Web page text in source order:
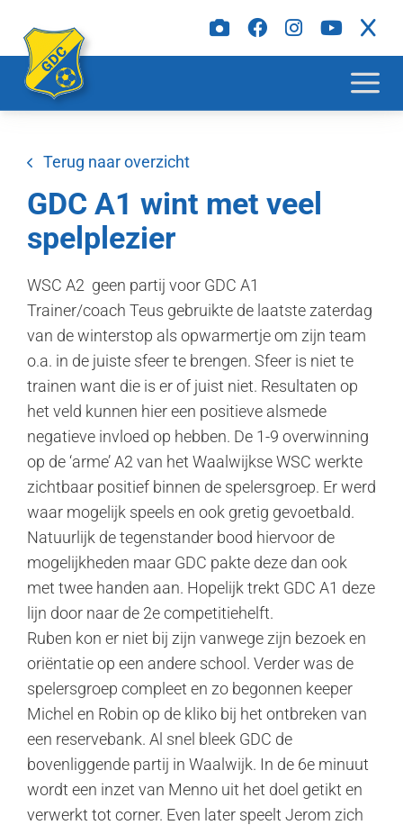
Terug naar overzicht
GDC A1 wint met veel
spelplezier
WSC A2 geen partij voor GDC A1
Trainer/coach Teus gebruikte de laatste zaterdag
van de winterstop als opwarmertje om zijn team
o.a. in de juiste sfeer te brengen. Sfeer is niet te
trainen want die is er of juist niet. Resultaten op
het veld kunnen hier een positieve alsmede
negatieve invloed op hebben. De 1-9 overwinning
op de ‘arme’ A2 van het Waalwijkse WSC werkte
zichtbaar positief binnen de spelersgroep. Er werd
waar mogelijk speels en ook gretig gevoetbald.
Natuurlijk de tegenstander bood hiervoor de
mogelijkheden maar GDC pakte deze dan ook
met twee handen aan. Hopelijk trekt GDC A1 deze
lijn door naar de 2e competitiehelft.
Ruben kon er niet bij zijn vanwege zijn bezoek en
oriëntatie op een andere school. Verder was de
spelersgroep compleet en zo begonnen keeper
Michel en Robin op de kliko bij het ontbreken van
een reservebank. Al snel bleek GDC de
bovenliggende partij in Waalwijk. In de 6e minuut
wordt een inzet van Menno uit het doel getikt en
verwerkt tot corner. Even later speelt Jerom zich